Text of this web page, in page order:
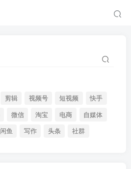
剪辑 视频号 短视频
快手
微信 淘宝 电商
自媒体
闲鱼 写作 头条 社群